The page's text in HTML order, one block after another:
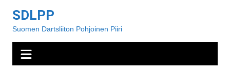
sisältöön
SDLPP
Suomen Dartsliiton Pohjoinen Piiri